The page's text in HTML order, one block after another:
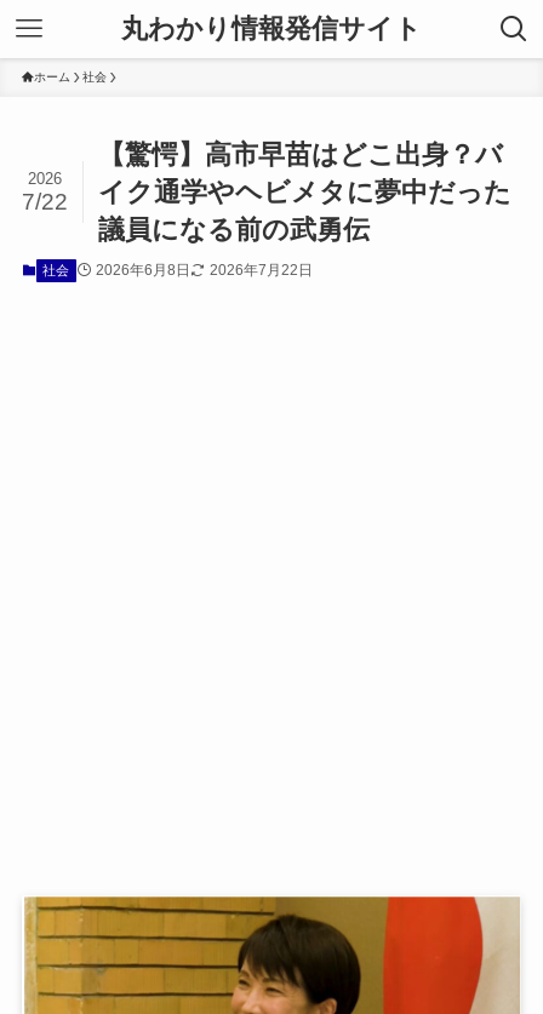
丸わかり情報発信サイト
ホーム 社会
【驚愕】高市早苗はどこ出身？バ
イク通学やヘビメタに夢中だった
議員になる前の武勇伝
2026
7/22
社会 2026年6月8日 2026年7月22日